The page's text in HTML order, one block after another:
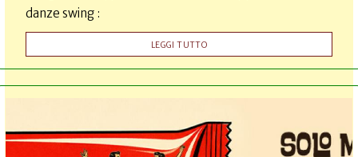
danze swing :
LEGGI TUTTO